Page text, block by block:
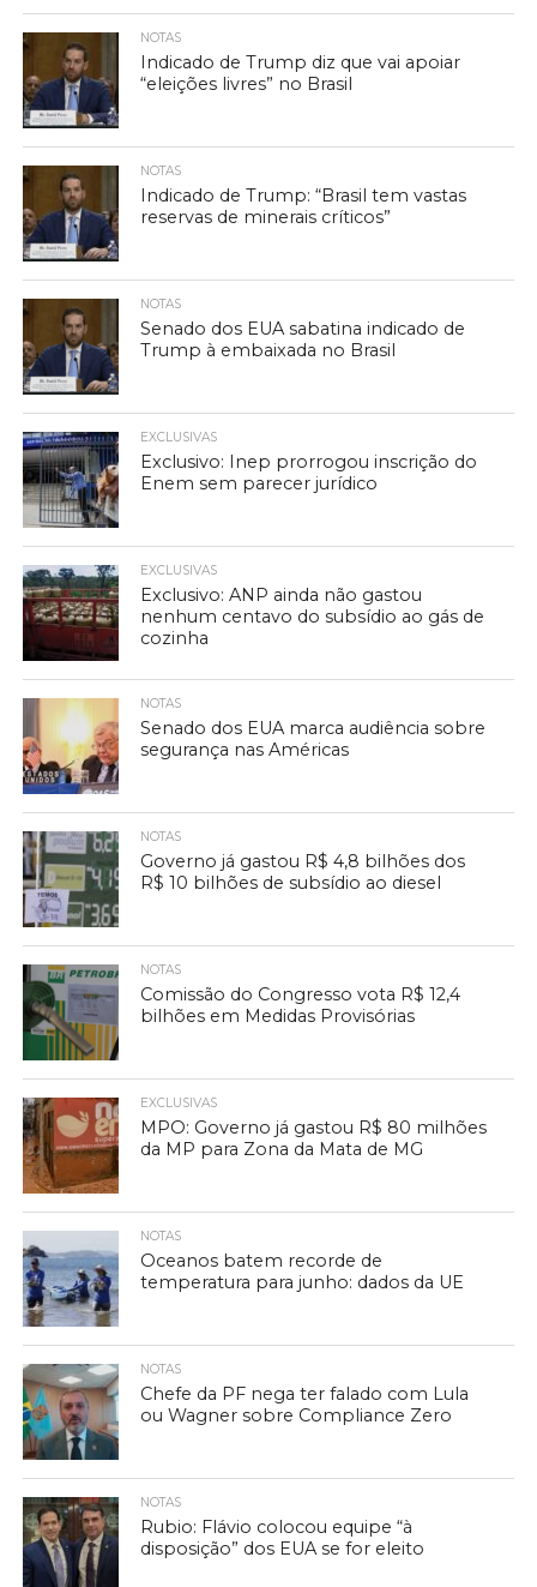
NOTAS
Indicado de Trump diz que vai apoiar
“eleições livres” no Brasil
NOTAS
Indicado de Trump: “Brasil tem vastas
reservas de minerais críticos”
NOTAS
Senado dos EUA sabatina indicado de
Trump à embaixada no Brasil
EXCLUSIVAS
Exclusivo: Inep prorrogou inscrição do
Enem sem parecer jurídico
EXCLUSIVAS
Exclusivo: ANP ainda não gastou
nenhum centavo do subsídio ao gás de
cozinha
NOTAS
Senado dos EUA marca audiência sobre
segurança nas Américas
NOTAS
Governo já gastou R$ 4,8 bilhões dos
R$ 10 bilhões de subsídio ao diesel
NOTAS
Comissão do Congresso vota R$ 12,4
bilhões em Medidas Provisórias
EXCLUSIVAS
MPO: Governo já gastou R$ 80 milhões
da MP para Zona da Mata de MG
NOTAS
Oceanos batem recorde de
temperatura para junho: dados da UE
NOTAS
Chefe da PF nega ter falado com Lula
ou Wagner sobre Compliance Zero
NOTAS
Rubio: Flávio colocou equipe “à
disposição” dos EUA se for eleito